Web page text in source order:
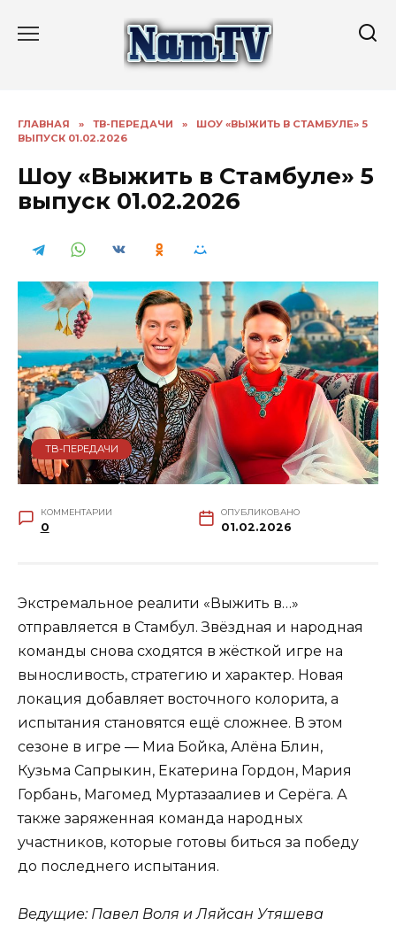
ГЛАВНАЯ » ТВ-ПЕРЕДАЧИ »
ШОУ «ВЫЖИТЬ В СТАМБУЛЕ» 5
ВЫПУСК 01.02.2026
Шоу «Выжить в Стамбуле» 5
выпуск 01.02.2026
ТВ-ПЕРЕДАЧИ
КОММЕНТАРИИ
0
ОПУБЛИКОВАНО
01.02.2026
Экстремальное реалити «Выжить в…»
отправляется в Стамбул. Звёздная и народная
команды снова сходятся в жёсткой игре на
выносливость, стратегию и характер. Новая
локация добавляет восточного колорита, а
испытания становятся ещё сложнее. В этом
сезоне в игре — Миа Бойка, Алёна Блин,
Кузьма Сапрыкин, Екатерина Гордон, Мария
Горбань, Магомед Муртазаалиев и Серёга. А
также заряженная команда народных
участников, которые готовы биться за победу
до последнего испытания.
Ведущие: Павел Воля и Ляйсан Утяшева